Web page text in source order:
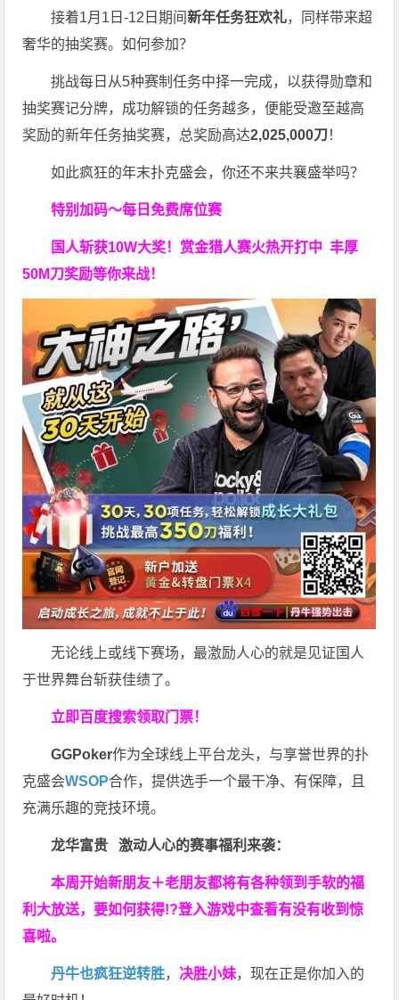
接着1月1日-12日期间新年任务狂欢礼，同样带来超
奢华的抽奖赛。如何参加？
挑战每日从5种赛制任务中择一完成，以获得勋章和
抽奖赛记分牌，成功解锁的任务越多，便能受邀至越高
奖励的新年任务抽奖赛，总奖励高达2,025,000刀 ！
如此疯狂的年末扑克盛会，你还不来共襄盛举吗？
特别加码～每日免费席位赛
国人斩获10W大奖！ 赏金猎人赛火热开打中 丰厚
50M刀奖励等你来战！
无论线上或线下赛场，最激励人心的就是见证国人
于世界舞台斩获佳绩了。
立即百度搜索领取门票！
GGPoker作为全球线上平台龙头，与享誉世界的扑
克盛会WSOP合作，提供选手一个最干净、有保障，且
充满乐趣的竞技环境。
龙华富贵 激动人心的赛事福利来袭：
本周开始新朋友＋老朋友都将有各种领到手软的福
利大放送，要如何获得!?登入游戏中查看有没有收到惊
喜啦。
丹牛也疯狂逆转胜， 决胜小妹，现在正是你加入的